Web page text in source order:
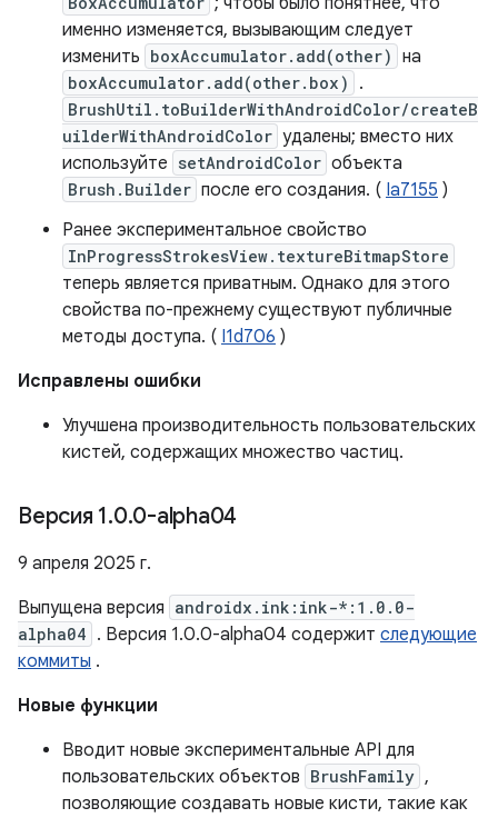
именно изменяется, вызывающим следует
изменить boxAccumulator.add(other) на
boxAccumulator.add(other.box) .
BrushUtil.toBuilderWithAndroidColor/createB
uilderWithAndroidColor удалены; вместо них
используйте setAndroidColor объекта
Brush.Builder после его создания. ( Ia7155 )
Ранее экспериментальное свойство
InProgressStrokesView.textureBitmapStore
теперь является приватным. Однако для этого
свойства по-прежнему существуют публичные
методы доступа. ( I1d706 )
Исправлены ошибки
Улучшена производительность пользовательских
кистей, содержащих множество частиц.
Версия 1.0.0-alpha04
9 апреля 2025 г.
Выпущена версия androidx.ink:ink-*:1.0.0-
alpha04 . Версия 1.0.0-alpha04 содержит следующие
коммиты .
Новые функции
Вводит новые экспериментальные API для
пользовательских объектов BrushFamily ,
позволяющие создавать новые кисти, такие как